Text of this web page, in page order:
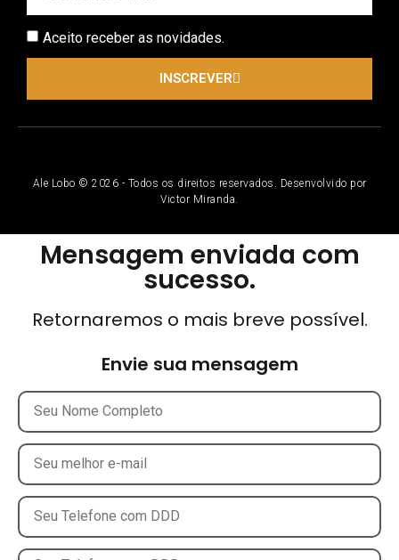
Aceito receber as novidades.
INSCREVER
Ale Lobo © 2026 - Todos os direitos reservados. Desenvolvido por
Victor Miranda.
Mensagem enviada com
sucesso.
Retornaremos o mais breve possível.
Envie sua mensagem